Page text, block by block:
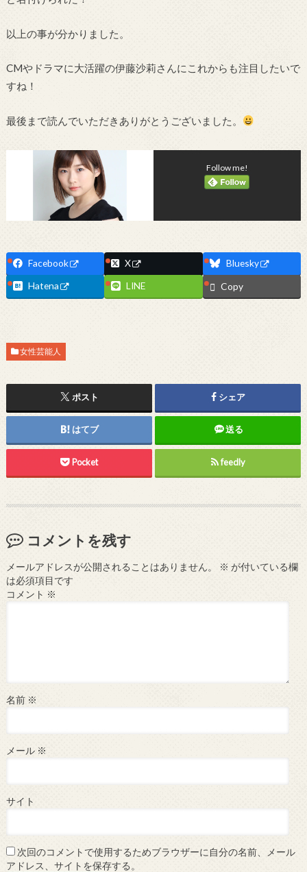
以上の事が分かりました。
CMやドラマに大活躍の伊藤沙莉さんにこれからも注目したいで
すね！
最後まで読んでいただきありがとうございました。
Follow me!
Facebook X
Bluesky
Hatena
LINE Copy
女性芸能人
ポスト シェア
はてブ 送る
Pocket feedly
コメントを残す
メールアドレスが公開されることはありません。 ※ が付いている欄
は必須項目です
コメント ※
名前 ※
メール ※
サイト
次回のコメントで使用するためブラウザーに自分の名前、メール
アドレス、サイトを保存する。